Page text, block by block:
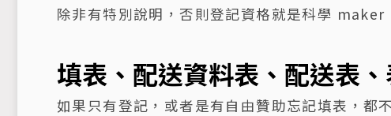
除非有特別說明，否則登記資格就是科學 maker
填表、配送資料表、配送表
如果只有登記，或者是有自由贊助忘記填表，都